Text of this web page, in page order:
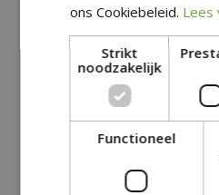
OFF WHITE FRAME
BLACK - H94XD70CM
ons Cookiebeleid. Lees
Strikt
noodzakelijk
Functioneel